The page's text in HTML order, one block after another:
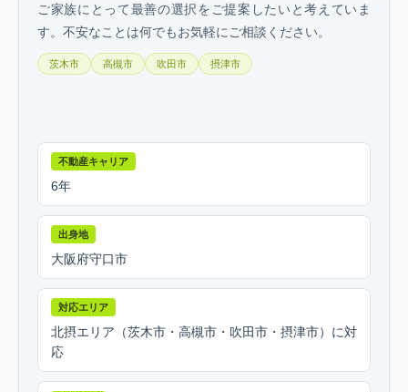
ご家族にとって最善の選択をご提案したいと考えていま
す。不安なことは何でもお気軽にご相談ください。
茨木市 高槻市 吹田市 摂津市
不動産キャリア
6年
出身地
大阪府守口市
対応エリア
北摂エリア（茨木市・高槻市・吹田市・摂津市）に対
応